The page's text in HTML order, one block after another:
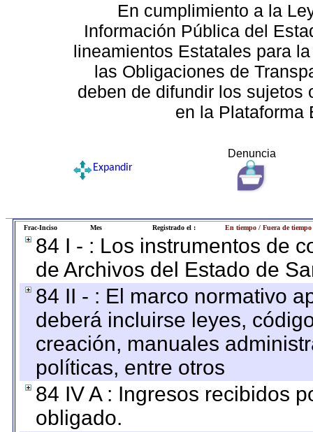
En cumplimiento a la
Información Pública del
lineamientos Estatales para
las Obligaciones de
deben de difundir los sujetos
en la Plataforma
Denuncia
Expandir
Frac-Inciso Mes Registrado el : En tiempo / Fuera de tiempo
84 I - : Los instrumentos de
de Archivos del Estado de
84 II - : El marco normativo
deberá incluirse leyes,
creación, manuales
políticas, entre otros
84 IV A : Ingresos recibidos
obligado.